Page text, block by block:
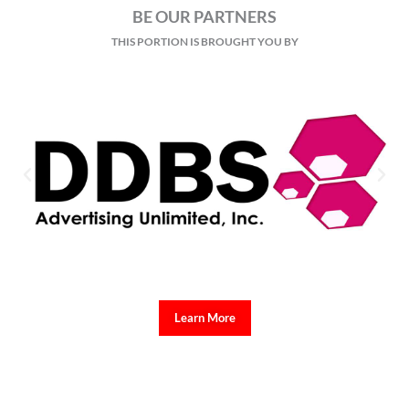
BE OUR PARTNERS
THIS PORTION IS BROUGHT YOU BY
Learn More